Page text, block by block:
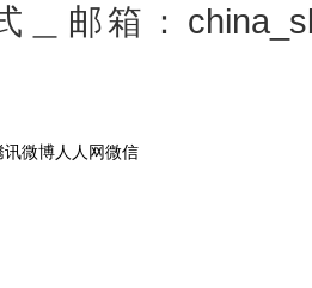
邮箱：
讯微博人人网微信